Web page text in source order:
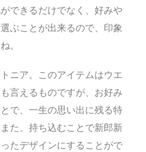
できるだけでなく、好みや
ぶことが出来るので、印象
。
ニア。このアイテムはウエ
言えるものですが、お好み
で、一生の思い出に残る特
た、持ち込むことで新郎新
たデザインにすることがで